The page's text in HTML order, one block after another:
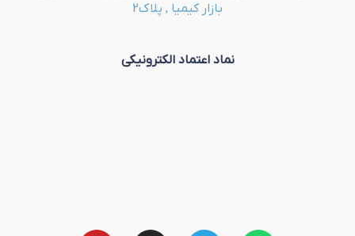
بازار کیمیا , پلاک2
نماد اعتماد الکترونیکی